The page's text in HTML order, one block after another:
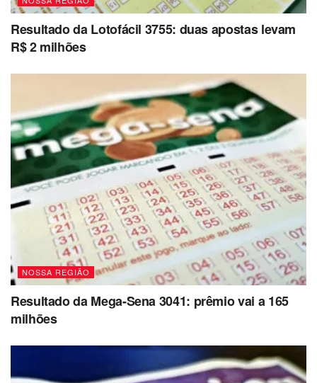
Resultado da Lotofácil 3755: duas apostas levam
R$ 2 milhões
NOSSA REGIÃO
Resultado da Mega-Sena 3041: prêmio vai a 165
milhões